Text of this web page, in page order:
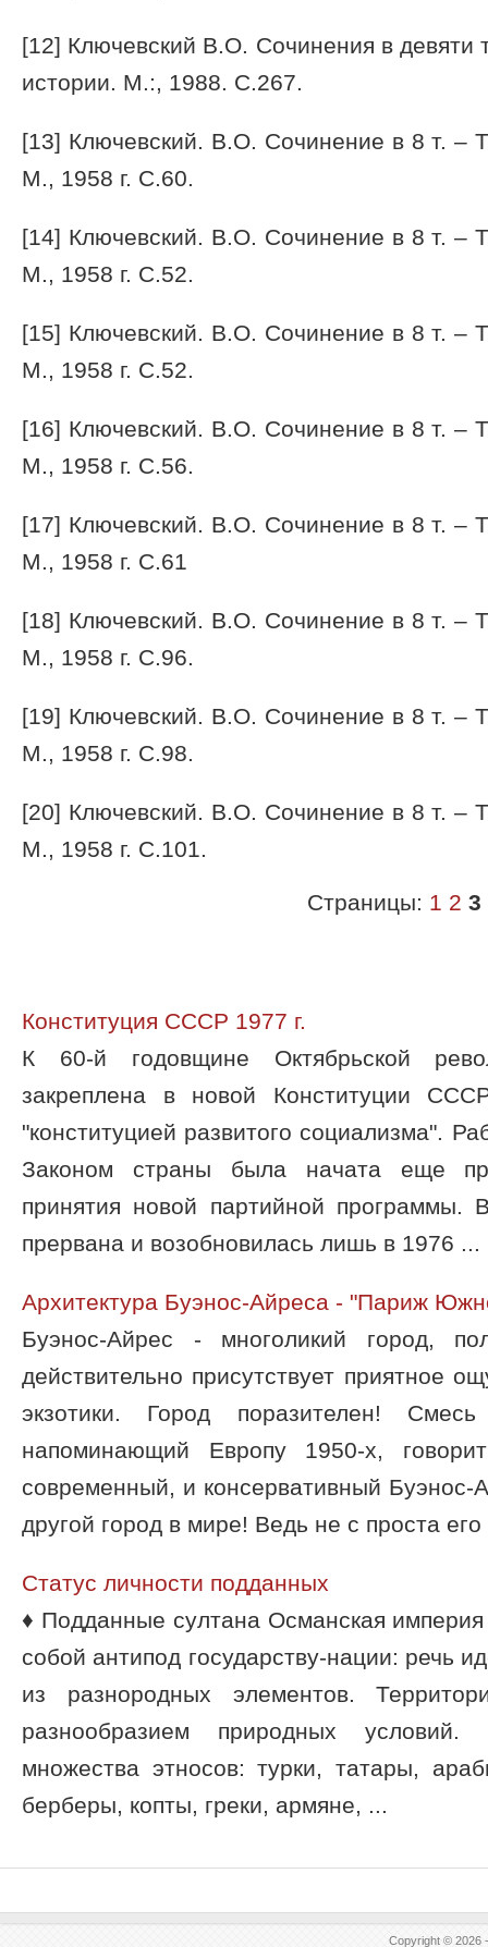
[12] Ключевский В.О. Сочинения в девяти
истории. М.:, 1988. С.267.
[13] Ключевский. В.О. Сочинение в 8 т. –
М., 1958 г. С.60.
[14] Ключевский. В.О. Сочинение в 8 т. –
М., 1958 г. С.52.
[15] Ключевский. В.О. Сочинение в 8 т. –
М., 1958 г. С.52.
[16] Ключевский. В.О. Сочинение в 8 т. –
М., 1958 г. С.56.
[17] Ключевский. В.О. Сочинение в 8 т. –
М., 1958 г. С.61
[18] Ключевский. В.О. Сочинение в 8 т. –
М., 1958 г. С.96.
[19] Ключевский. В.О. Сочинение в 8 т. –
М., 1958 г. С.98.
[20] Ключевский. В.О. Сочинение в 8 т. –
М., 1958 г. С.101.
Страницы: 1 2 3
Конституция СССР 1977 г.
К 60-й годовщине Октябрьской
закреплена в новой Конституции
"конституцией развитого социализма".
Законом страны была начата еще
принятия новой партийной
прервана и возобновилась лишь в 1976 ...
Архитектура Буэнос-Айреса - "Париж
Буэнос-Айрес - многоликий город,
действительно присутствует приятное
экзотики. Город поразителен!
напоминающий Европу 1950-х,
современный, и консервативный
другой город в мире! Ведь не с проста его
Статус личности подданных
♦ Подданные султана Османская империя
собой антипод государству-нации: речь
из разнородных элементов.
разнообразием природных
множества этносов: турки, татары,
берберы, копты, греки, армяне, ...
Copyright © 2026